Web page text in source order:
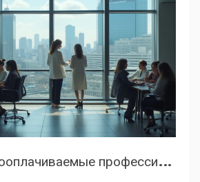
С
амые высокооплачиваемые профессии для женщин в 2024 году